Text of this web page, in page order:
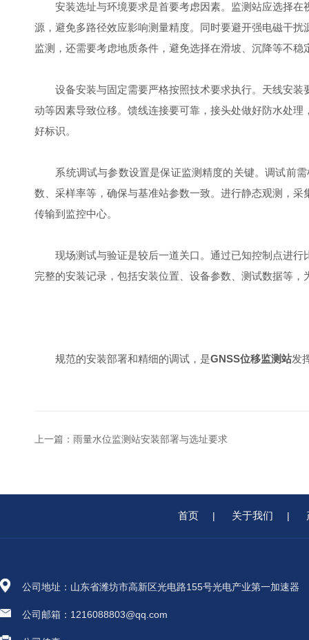
安装选址与环境要求是首要考虑因素。监测站应选择在
源，避免多路径效应影响测量精度。同时要避开强电磁干
监测，还需要考虑地质条件，避免选择在滑坡、沉降等不稳
设备安装与固定需要严格按照技术要求执行。天线安装
动等因素导致位移。馈线连接要可靠，接头处做好防水处
好标识。
系统调试与参数设置是保证监测精度的关键。调试前需
数、采样率等，确保与基准站参数一致。进行静态观测，
传输到监控中心。
现场测试与验证是较后一道关口。通过已知控制点进行
完整的安装记录，包括安装位置、设备参数、测试数据等，
规范的安装部署和精细的调试，是GNSS位移监测站发
上一篇： 雨量水位监测站安装部署与选址要求
首页 | 关于我们 |
公司地址：山东省潍坊市高新区光电路155号光电产业第一加速器
公司邮箱：1216088803@qq.com